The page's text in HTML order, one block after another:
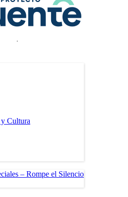
.
Cultura
– Rompe el Silencio